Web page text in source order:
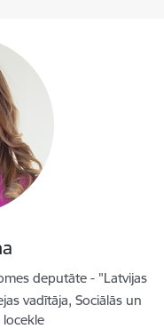
deputāte - "Latvijas
vadītāja, Sociālās un
locekle